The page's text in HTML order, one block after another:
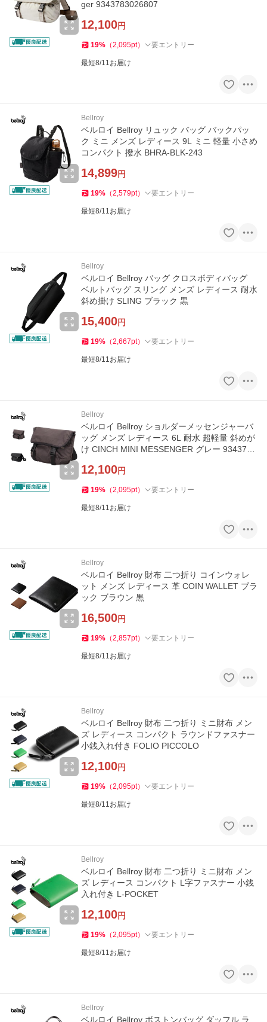
ger 9343783026807
12,100円
19% （2,095pt） 要エントリー
最短8/11お届け
Bellroy
ベルロイ Bellroy リュック バッグ バックパッ
ク ミニ メンズ レディース 9L ミニ 軽量 小さめ
コンパクト 撥水 BHRA-BLK-243
14,899円
19% （2,579pt） 要エントリー
最短8/11お届け
Bellroy
ベルロイ Bellroy バッグ クロスボディバッグ
ベルトバッグ スリング メンズ レディース 耐水
斜め掛け SLING ブラック 黒
15,400円
19% （2,667pt） 要エントリー
最短8/11お届け
Bellroy
ベルロイ Bellroy ショルダーメッセンジャーバ
ッグ メンズ レディース 6L 耐水 超軽量 斜めが
け CINCH MINI MESSENGER グレー 9343783
12,100円
19% （2,095pt） 要エントリー
最短8/11お届け
Bellroy
ベルロイ Bellroy 財布 二つ折り コインウォレ
ット メンズ レディース 革 COIN WALLET ブラ
ック ブラウン 黒
16,500円
19% （2,857pt） 要エントリー
最短8/11お届け
Bellroy
ベルロイ Bellroy 財布 二つ折り ミニ財布 メン
ズ レディース コンパクト ラウンドファスナー
小銭入れ付き FOLIO PICCOLO
12,100円
19% （2,095pt） 要エントリー
最短8/11お届け
Bellroy
ベルロイ Bellroy 財布 二つ折り ミニ財布 メン
ズ レディース コンパクト L字ファスナー 小銭
入れ付き L-POCKET
12,100円
19% （2,095pt） 要エントリー
最短8/11お届け
Bellroy
ベルロイ Bellroy ボストンバッグ ダッフル ラ